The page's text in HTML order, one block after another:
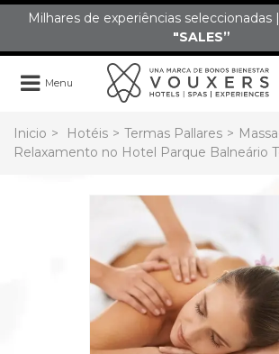
Milhares de experiências seleccionadas
"SALES”
Menu
Inicio > Hotéis > Termas Pallares >
Relaxamento no Hotel Parque Balneário